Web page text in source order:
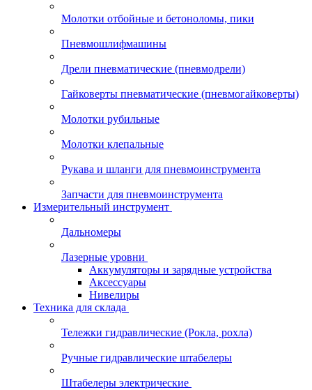
Молотки отбойные и бетоноломы, пики
Пневмошлифмашины
Дрели пневматические (пневмодрели)
Гайковерты пневматические (пневмогайковерты)
Молотки рубильные
Молотки клепальные
Рукава и шланги для пневмоинструмента
Запчасти для пневмоинструмента
Измерительный инструмент
Дальномеры
Лазерные уровни
Аккумуляторы и зарядные устройства
Аксессуары
Нивелиры
Техника для склада
Тележки гидравлические (Рокла, рохла)
Ручные гидравлические штабелеры
Штабелеры электрические